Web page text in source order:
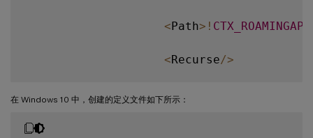
<Path> !
<Recurse/>
</ Folder
在 Windows 10 中，创建的定义文件如下所示：